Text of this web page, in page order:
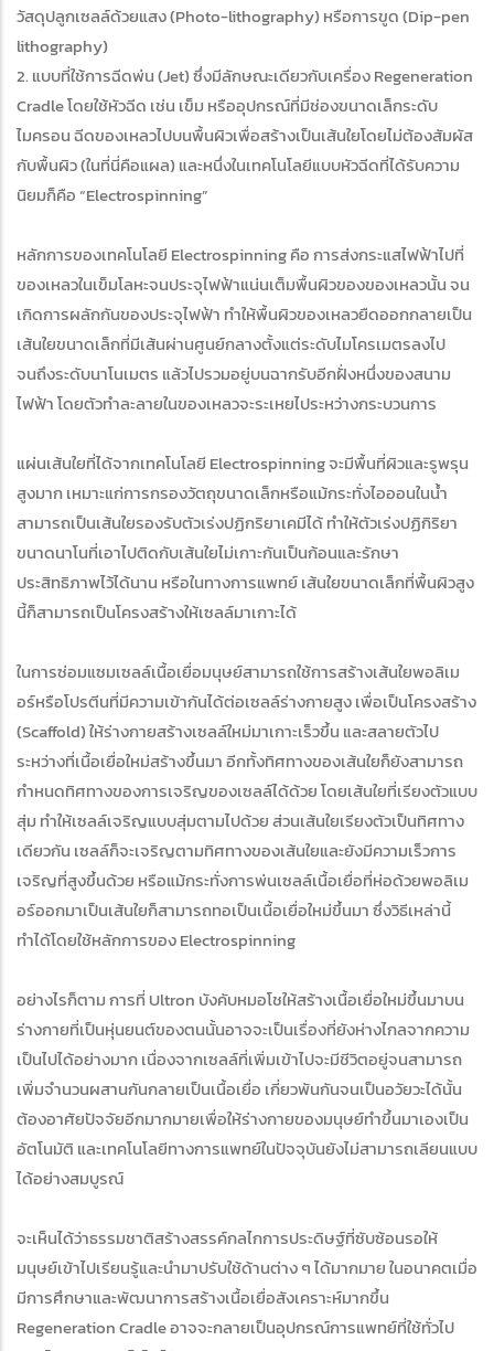
วัสดุปลูกเซลล์ด้วยแสง (Photo-lithography) หรือการขูด (Dip-pen
lithography)
2. แบบที่ใช้การฉีดพ่น (Jet) ซึ่งมีลักษณะเดียวกับเครื่อง Regeneration
Cradle โดยใช้หัวฉีด เช่น เข็ม หรืออุปกรณ์ที่มีช่องขนาดเล็กระดับ
ไมครอน ฉีดของเหลวไปบนพื้นผิวเพื่อสร้างเป็นเส้นใยโดยไม่ต้องสัมผัส
กับพื้นผิว (ในที่นี่คือแผล) และหนึ่งในเทคโนโลยีแบบหัวฉีดที่ได้รับความ
นิยมก็คือ “Electrospinning”
หลักการของเทคโนโลยี Electrospinning คือ การส่งกระแสไฟฟ้าไปที่
ของเหลวในเข็มโลหะจนประจุไฟฟ้าแน่นเต็มพื้นผิวของของเหลวนั้น จน
เกิดการผลักกันของประจุไฟฟ้า ทำให้พื้นผิวของเหลวยืดออกกลายเป็น
เส้นใยขนาดเล็กที่มีเส้นผ่านศูนย์กลางตั้งแต่ระดับไมโครเมตรลงไป
จนถึงระดับนาโนเมตร แล้วไปรวมอยู่บนฉากรับอีกฝั่งหนึ่งของสนาม
ไฟฟ้า โดยตัวทำละลายในของเหลวจะระเหยไประหว่างกระบวนการ
แผ่นเส้นใยที่ได้จากเทคโนโลยี Electrospinning จะมีพื้นที่ผิวและรูพรุน
สูงมาก เหมาะแก่การกรองวัตถุขนาดเล็กหรือแม้กระทั่งไอออนในน้ำ
สามารถเป็นเส้นใยรองรับตัวเร่งปฏิกริยาเคมีได้ ทำให้ตัวเร่งปฏิกิริยา
ขนาดนาโนที่เอาไปติดกับเส้นใยไม่เกาะกันเป็นก้อนและรักษา
ประสิทธิภาพไว้ได้นาน หรือในทางการแพทย์ เส้นใยขนาดเล็กที่พื้นผิวสูง
นี้ก็สามารถเป็นโครงสร้างให้เซลล์มาเกาะได้
ในการซ่อมแซมเซลล์เนื้อเยื่อมนุษย์สามารถใช้การสร้างเส้นใยพอลิเม
อร์หรือโปรตีนที่มีความเข้ากันได้ต่อเซลล์ร่างกายสูง เพื่อเป็นโครงสร้าง
(Scaffold) ให้ร่างกายสร้างเซลล์ใหม่มาเกาะเร็วขึ้น และสลายตัวไป
ระหว่างที่เนื้อเยื่อใหม่สร้างขึ้นมา อีกทั้งทิศทางของเส้นใยก็ยังสามารถ
กำหนดทิศทางของการเจริญของเซลล์ได้ด้วย โดยเส้นใยที่เรียงตัวแบบ
สุ่ม ทำให้เซลล์เจริญแบบสุ่มตามไปด้วย ส่วนเส้นใยเรียงตัวเป็นทิศทาง
เดียวกัน เซลล์ก็จะเจริญตามทิศทางของเส้นใยและยังมีความเร็วการ
เจริญที่สูงขึ้นด้วย หรือแม้กระทั่งการพ่นเซลล์เนื้อเยื่อที่ห่อด้วยพอลิเม
อร์ออกมาเป็นเส้นใยก็สามารถทอเป็นเนื้อเยื่อใหม่ขึ้นมา ซึ่งวิธีเหล่านี้
ทำได้โดยใช้หลักการของ Electrospinning
อย่างไรก็ตาม การที่ Ultron บังคับหมอโชให้สร้างเนื้อเยื่อใหม่ขึ้นมาบน
ร่างกายที่เป็นหุ่นยนต์ของตนนั้นอาจจะเป็นเรื่องที่ยังห่างไกลจากความ
เป็นไปได้อย่างมาก เนื่องจากเซลล์ที่เพิ่มเข้าไปจะมีชีวิตอยู่จนสามารถ
เพิ่มจำนวนผสานกันกลายเป็นเนื้อเยื่อ เกี่ยวพันกันจนเป็นอวัยวะได้นั้น
ต้องอาศัยปัจจัยอีกมากมายเพื่อให้ร่างกายของมนุษย์ทำขึ้นมาเองเป็น
อัตโนมัติ และเทคโนโลยีทางการแพทย์ในปัจจุบันยังไม่สามารถเลียนแบบ
ได้อย่างสมบูรณ์
จะเห็นได้ว่าธรรมชาติสร้างสรรค์กลไกการประดิษฐ์ที่ซับซ้อนรอให้
มนุษย์เข้าไปเรียนรู้และนำมาปรับใช้ด้านต่าง ๆ ได้มากมาย ในอนาคตเมื่อ
มีการศึกษาและพัฒนาการสร้างเนื้อเยื่อสังเคราะห์มากขึ้น
Regeneration Cradle อาจจะกลายเป็นอุปกรณ์การแพทย์ที่ใช้ทั่วไป